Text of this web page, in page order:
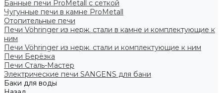
Банные печи ProMetall с сеткой
Чугунные печи в камне ProMetall
Отопительные печи
Печи Vöhringer из нерж. стали в камне и комплектующие к
ним
Печи Vöhringer из нерж. стали и комплектующие к ним
Печи Берёзка
Печи Сталь-Мастер
Электрические печи SANGENS для бани
Баки для воды